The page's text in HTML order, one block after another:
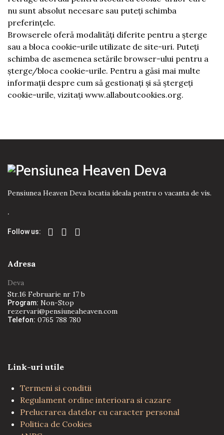
nu sunt absolut necesare sau puteți schimba
preferințele.
Browserele oferă modalități diferite pentru a șterge
sau a bloca cookie-urile utilizate de site-uri. Puteți
schimba de asemenea setările browser-ului pentru a
șterge/bloca cookie-urile. Pentru a găsi mai multe
informații despre cum să gestionați și să ștergeți
cookie-urile, vizitați www.allaboutcookies.org.
Pensiunea Heaven Deva locatia ideala pentru o vacanta de vis.
.
Follow us:
Adresa
Deva
Str.16 Februarie nr 17 b
Program: Non-Stop
rezervari@pensiuneaheaven.com
Telefon: 0765 788 780
Link-uri utile
Termeni si conditii
Regulament ordine interioara si cazare
Prelucrarea datelor cu caracter personal
Politica de Cookies